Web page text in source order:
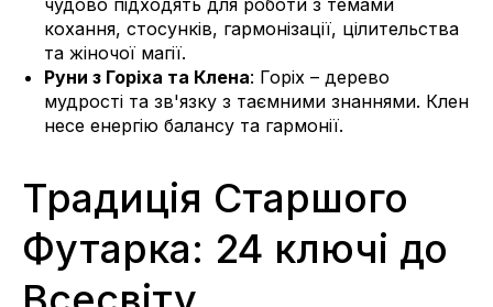
кохання, стосунків, гармонізації, цілительства
та жіночої магії.
Руни з Горіха та Клена: Горіх – дерево
мудрості та зв'язку з таємними знаннями. Клен
несе енергію балансу та гармонії.
Традиція Старшого
Футарка: 24 ключі до